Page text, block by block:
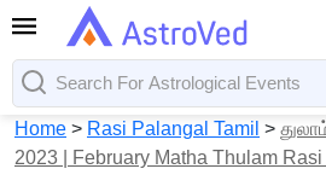
Home > Rasi Palangal Tamil >
2023 | February Matha Thulam